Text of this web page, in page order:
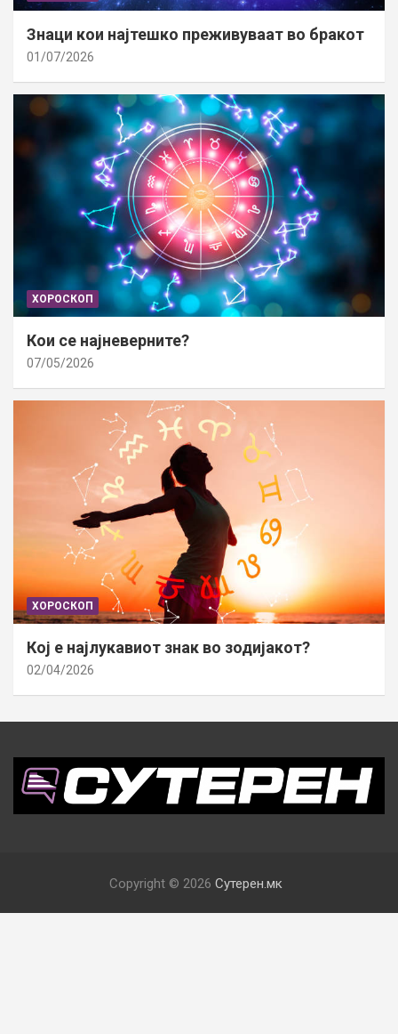
Знаци кои најтешко преживуваат во бракот
01/07/2026
ХОРОСКОП
Кои се најневерните?
07/05/2026
ХОРОСКОП
Кој е најлукавиот знак во зодијакот?
02/04/2026
Copyright © 2026 Сутерен.мк